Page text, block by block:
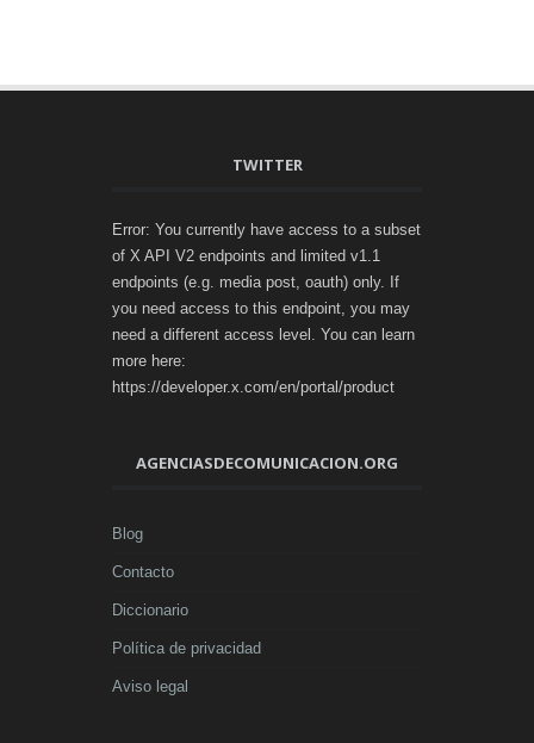
TWITTER
Error: You currently have access to a subset
of X API V2 endpoints and limited v1.1
endpoints (e.g. media post, oauth) only. If
you need access to this endpoint, you may
need a different access level. You can learn
more here:
https://developer.x.com/en/portal/product
AGENCIASDECOMUNICACION.ORG
Blog
Contacto
Diccionario
Política de privacidad
Aviso legal